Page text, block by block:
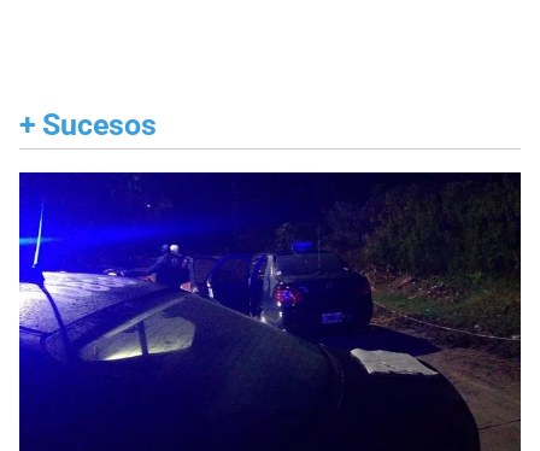
+ Sucesos